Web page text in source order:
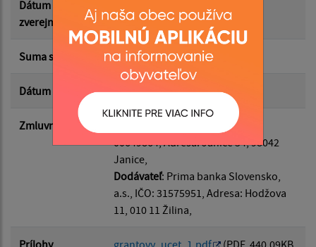
Filtrovať Reset
Dátum
zverejnenia
Suma s DPH* 0.00 €
Dátum uzavretia 24.11.2023
Zmluvná strana
: Obec Janice, IČO:
00649864, Adresa: Janice 54, 98042
Janice,
Dodávateľ: Prima banka Slovensko,
a.s., IČO: 31575951, Adresa: Hodžova
11, 010 11 Žilina,